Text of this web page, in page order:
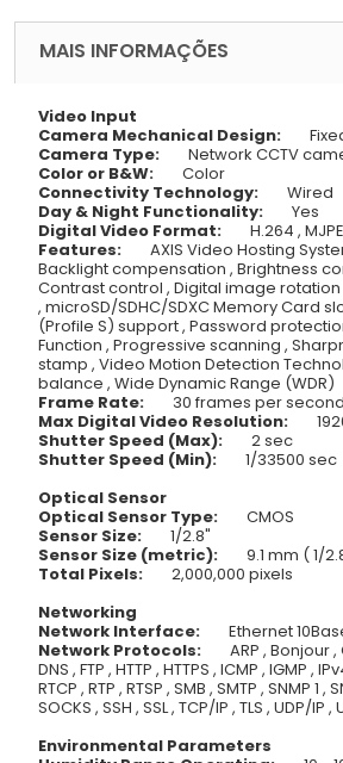
MAIS INFORMAÇÕES
Video Input
Camera Mechanical Design:
Camera Type: Network CCTV
Color or B&W: Color
Connectivity Technology: Wired
Day & Night Functionality: Yes
Digital Video Format: H.264 ,
Features: AXIS Video Hosting
Backlight compensation , Brightness
Contrast control , Digital image rotation
, microSD/SDHC/SDXC Memory Card
(Profile S) support , Password
Function , Progressive scanning ,
stamp , Video Motion Detection
balance , Wide Dynamic Range (WDR)
Frame Rate: 30 frames per second
Max Digital Video Resolution:
Shutter Speed (Max): 2 sec
Shutter Speed (Min): 1/33500 sec
Optical Sensor
Optical Sensor Type: CMOS
Sensor Size: 1/2.8"
Sensor Size (metric): 9.1 mm ( 1/
Total Pixels:
2,000,000 pixels
Networking
Network Interface: Ethernet
Network Protocols:
ARP , Bonjour ,
DNS , FTP , HTTP , HTTPS , ICMP , IGMP ,
RTCP , RTP , RTSP , SMB , SMTP , SNMP 1 ,
SOCKS , SSH , SSL , TCP/IP , TLS , UDP/IP ,
Environmental Parameters